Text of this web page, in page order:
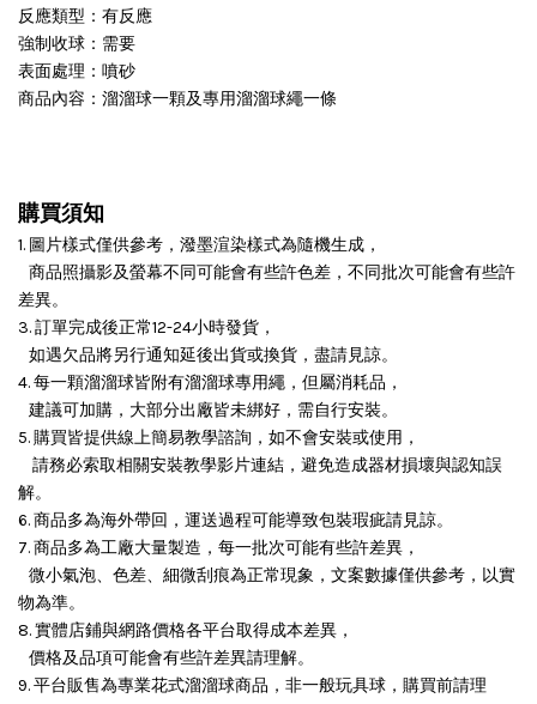
反應類型：有反應
強制收球：需要
表面處理：噴砂
商品內容：溜溜球一顆及專用溜溜球繩一條
購買須知
1. 圖片樣式僅供參考，潑墨渲染樣式為隨機生成，
商品照攝影及螢幕不同可能會有些許色差，不同批次可能會有些許
差異。
3. 訂單完成後正常12-24小時發貨，
如遇欠品將另行通知延後出貨或換貨，盡請見諒。
4. 每一顆溜溜球皆附有溜溜球專用繩，但屬消耗品，
建議可加購，大部分出廠皆未綁好，需自行安裝。
5. 購買皆提供線上簡易教學諮詢，如不會安裝或使用，
請務必索取相關安裝教學影片連結，避免造成器材損壞與認知誤
解。
6. 商品多為海外帶回，運送過程可能導致包裝瑕疵請見諒。
7. 商品多為工廠大量製造，每一批次可能有些許差異，
微小氣泡、色差、細微刮痕為正常現象，文案數據僅供參考，以實
物為準。
8. 實體店鋪與網路價格各平台取得成本差異，
價格及品項可能會有些許差異請理解。
9. 平台販售為專業花式溜溜球商品，非一般玩具球，購買前請理